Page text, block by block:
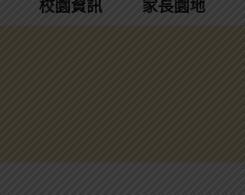
校園資訊 家長園地